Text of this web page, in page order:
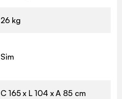
26 kg
Sim
C 165 x L 104 x A 85 cm